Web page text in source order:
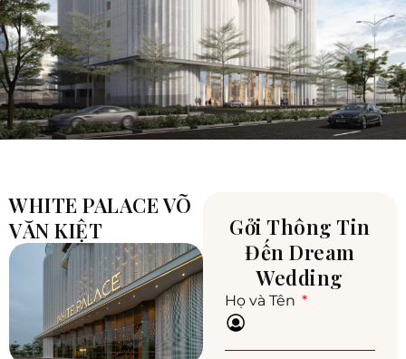
WHITE PALACE VÕ
VĂN KIỆT
Gởi Thông Tin
Đến Dream
Wedding
Họ và Tên